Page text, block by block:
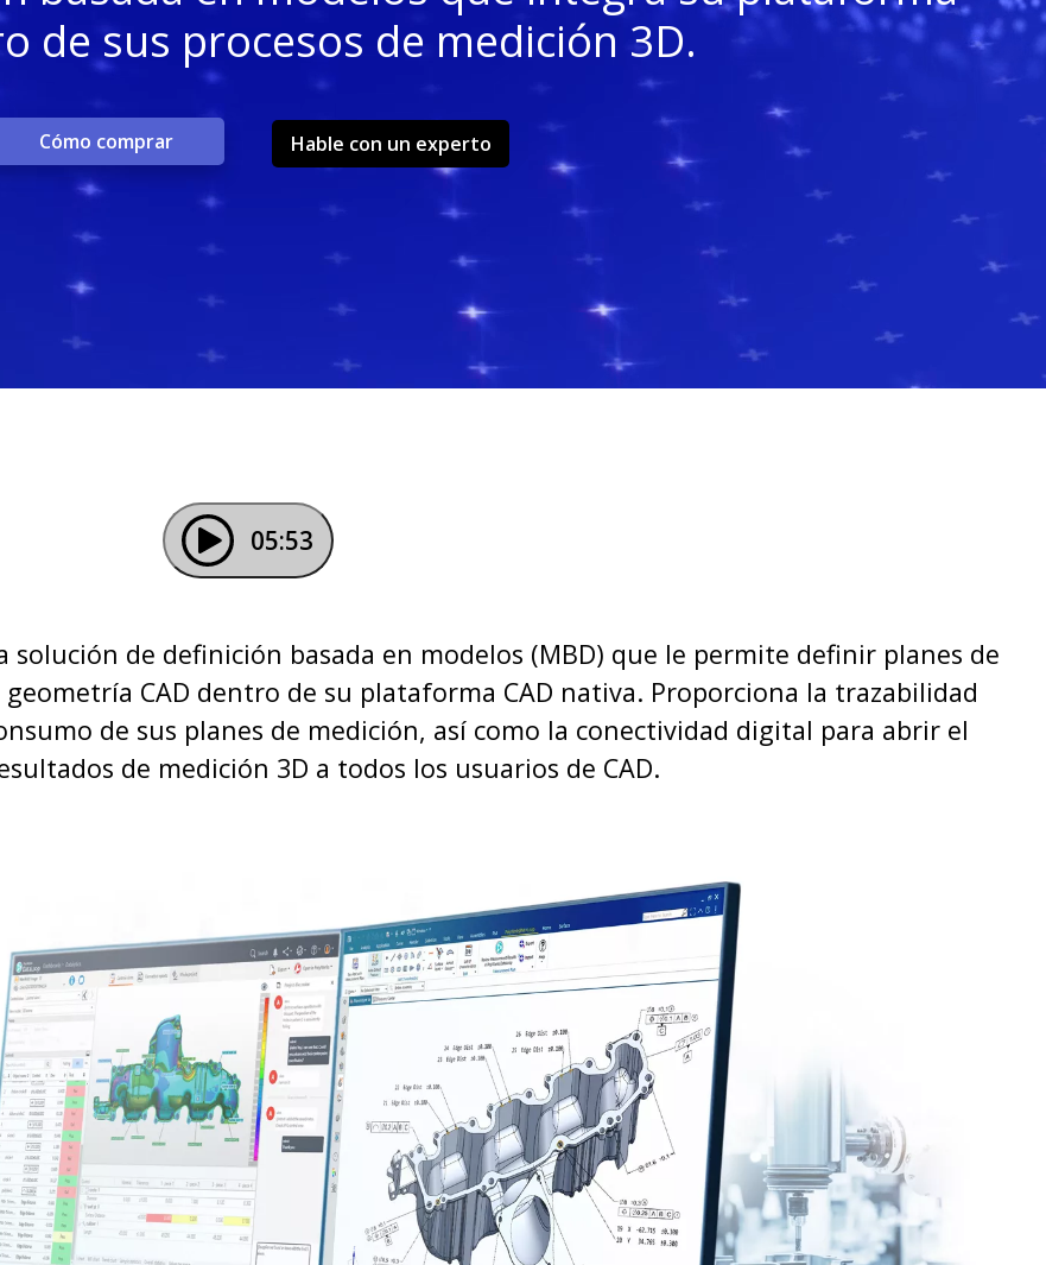
de sus procesos de medición 3D.
Cómo comprar Hable con un experto
05:53
de definición basada en modelos (MBD) que le permite definir planes de
CAD dentro de su plataforma CAD nativa. Proporciona la trazabilidad
de sus planes de medición, así como la conectividad digital para abrir el
de medición 3D a todos los usuarios de CAD.